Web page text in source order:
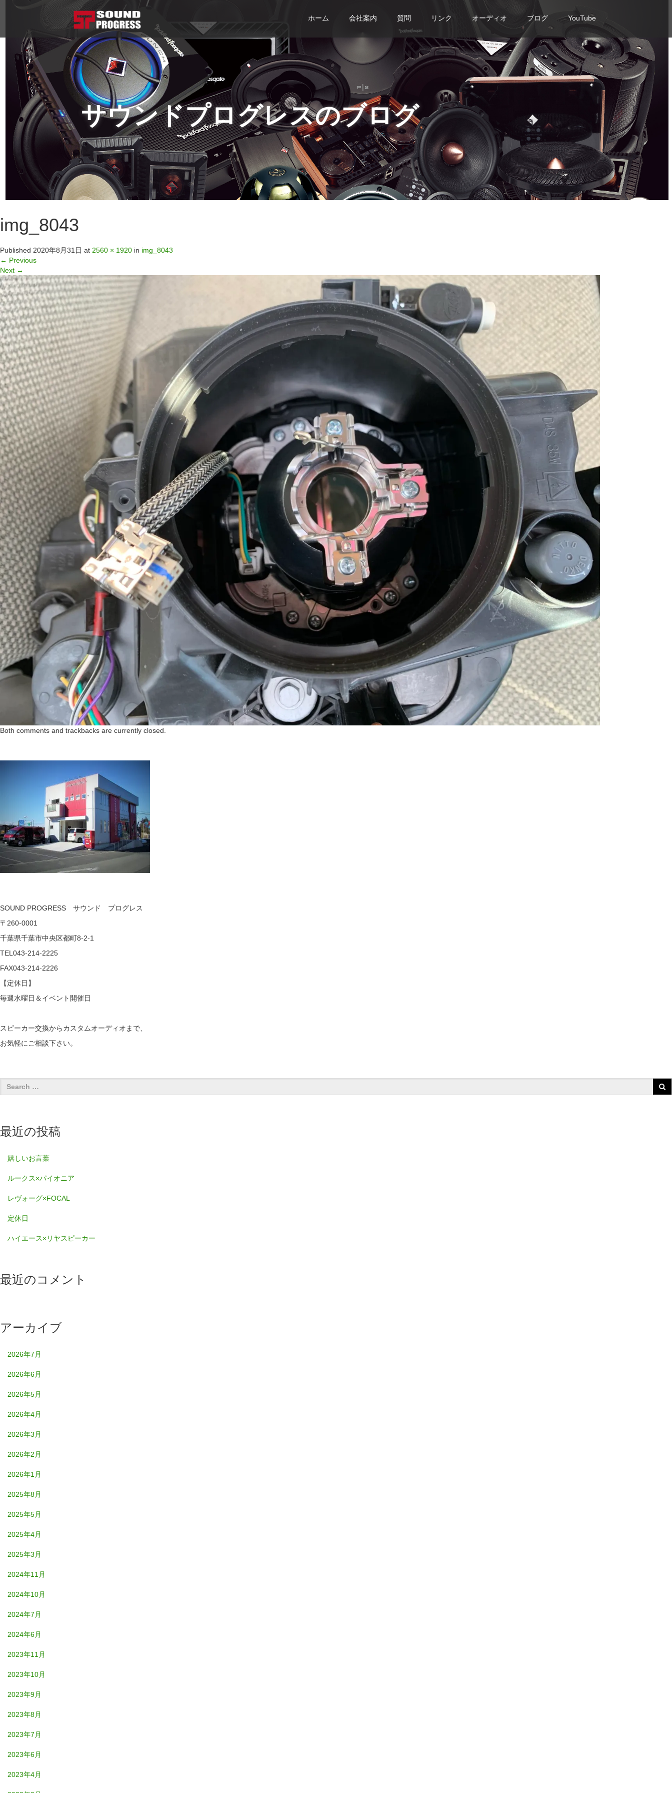
ホーム 会社案内 質問 リンク オーディオ ブログ YouTube
サウンドプログレスのブログ
img_8043
Published 2020年8月31日 at 2560 × 1920 in img_8043
← Previous
Next →
Both comments and trackbacks are currently closed.
SOUND PROGRESS サウンド プログレス
〒260-0001
千葉県千葉市中央区都町8-2-1
TEL043-214-2225
FAX043-214-2226
【定休日】
毎週水曜日＆イベント開催日
スピーカー交換からカスタムオーディオまで、
お気軽にご相談下さい。
最近の投稿
嬉しいお言葉
ルークス×パイオニア
レヴォーグ×FOCAL
定休日
ハイエース×リヤスピーカー
最近のコメント
アーカイブ
2026年7月
2026年6月
2026年5月
2026年4月
2026年3月
2026年2月
2026年1月
2025年8月
2025年5月
2025年4月
2025年3月
2024年11月
2024年10月
2024年7月
2024年6月
2023年11月
2023年10月
2023年9月
2023年8月
2023年7月
2023年6月
2023年4月